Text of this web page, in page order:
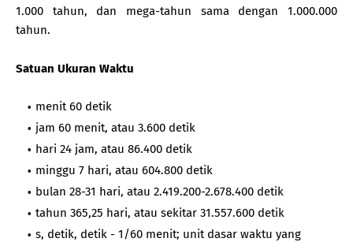
1.000 tahun, dan mega-tahun sama dengan 1.000.000
tahun.
Satuan Ukuran Waktu
menit 60 detik
jam 60 menit, atau 3.600 detik
hari 24 jam, atau 86.400 detik
minggu 7 hari, atau 604.800 detik
bulan 28-31 hari, atau 2.419.200-2.678.400 detik
tahun 365,25 hari, atau sekitar 31.557.600 detik
s, detik, detik - 1/60 menit; unit dasar waktu yang